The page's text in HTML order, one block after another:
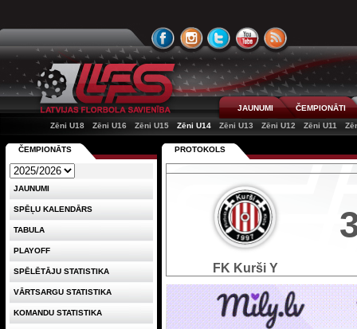
JAUNUMI
ČEMPIONĀTI
Zēni U18
Zēni U16 Zēni U15 Zēni U14 Zēni U13 Zēni U12 Zēni U11
PROTOKOLS
FK Kurši Y
ČEMPIONĀTS
JAUNUMI
SPĒĻU KALENDĀRS
TABULA
PLAYOFF
SPĒLĒTĀJU STATISTIKA
VĀRTSARGU STATISTIKA
KOMANDU STATISTIKA